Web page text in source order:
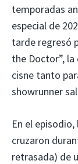
temporadas
especial de
tarde regresó
the Doctor”,
cisne tanto
showrunner
En el
cruzaron
retrasada) de